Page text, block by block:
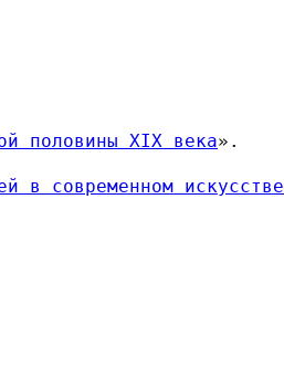
половины XIX века».
в современном искусстве